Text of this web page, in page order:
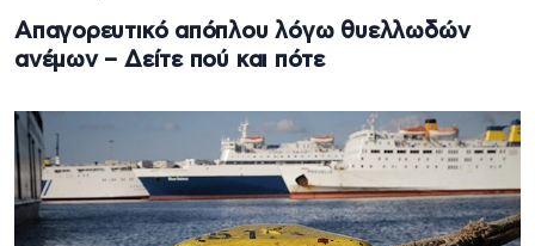
Απαγορευτικό απόπλου λόγω θυελλωδών
ανέμων – Δείτε πού και πότε